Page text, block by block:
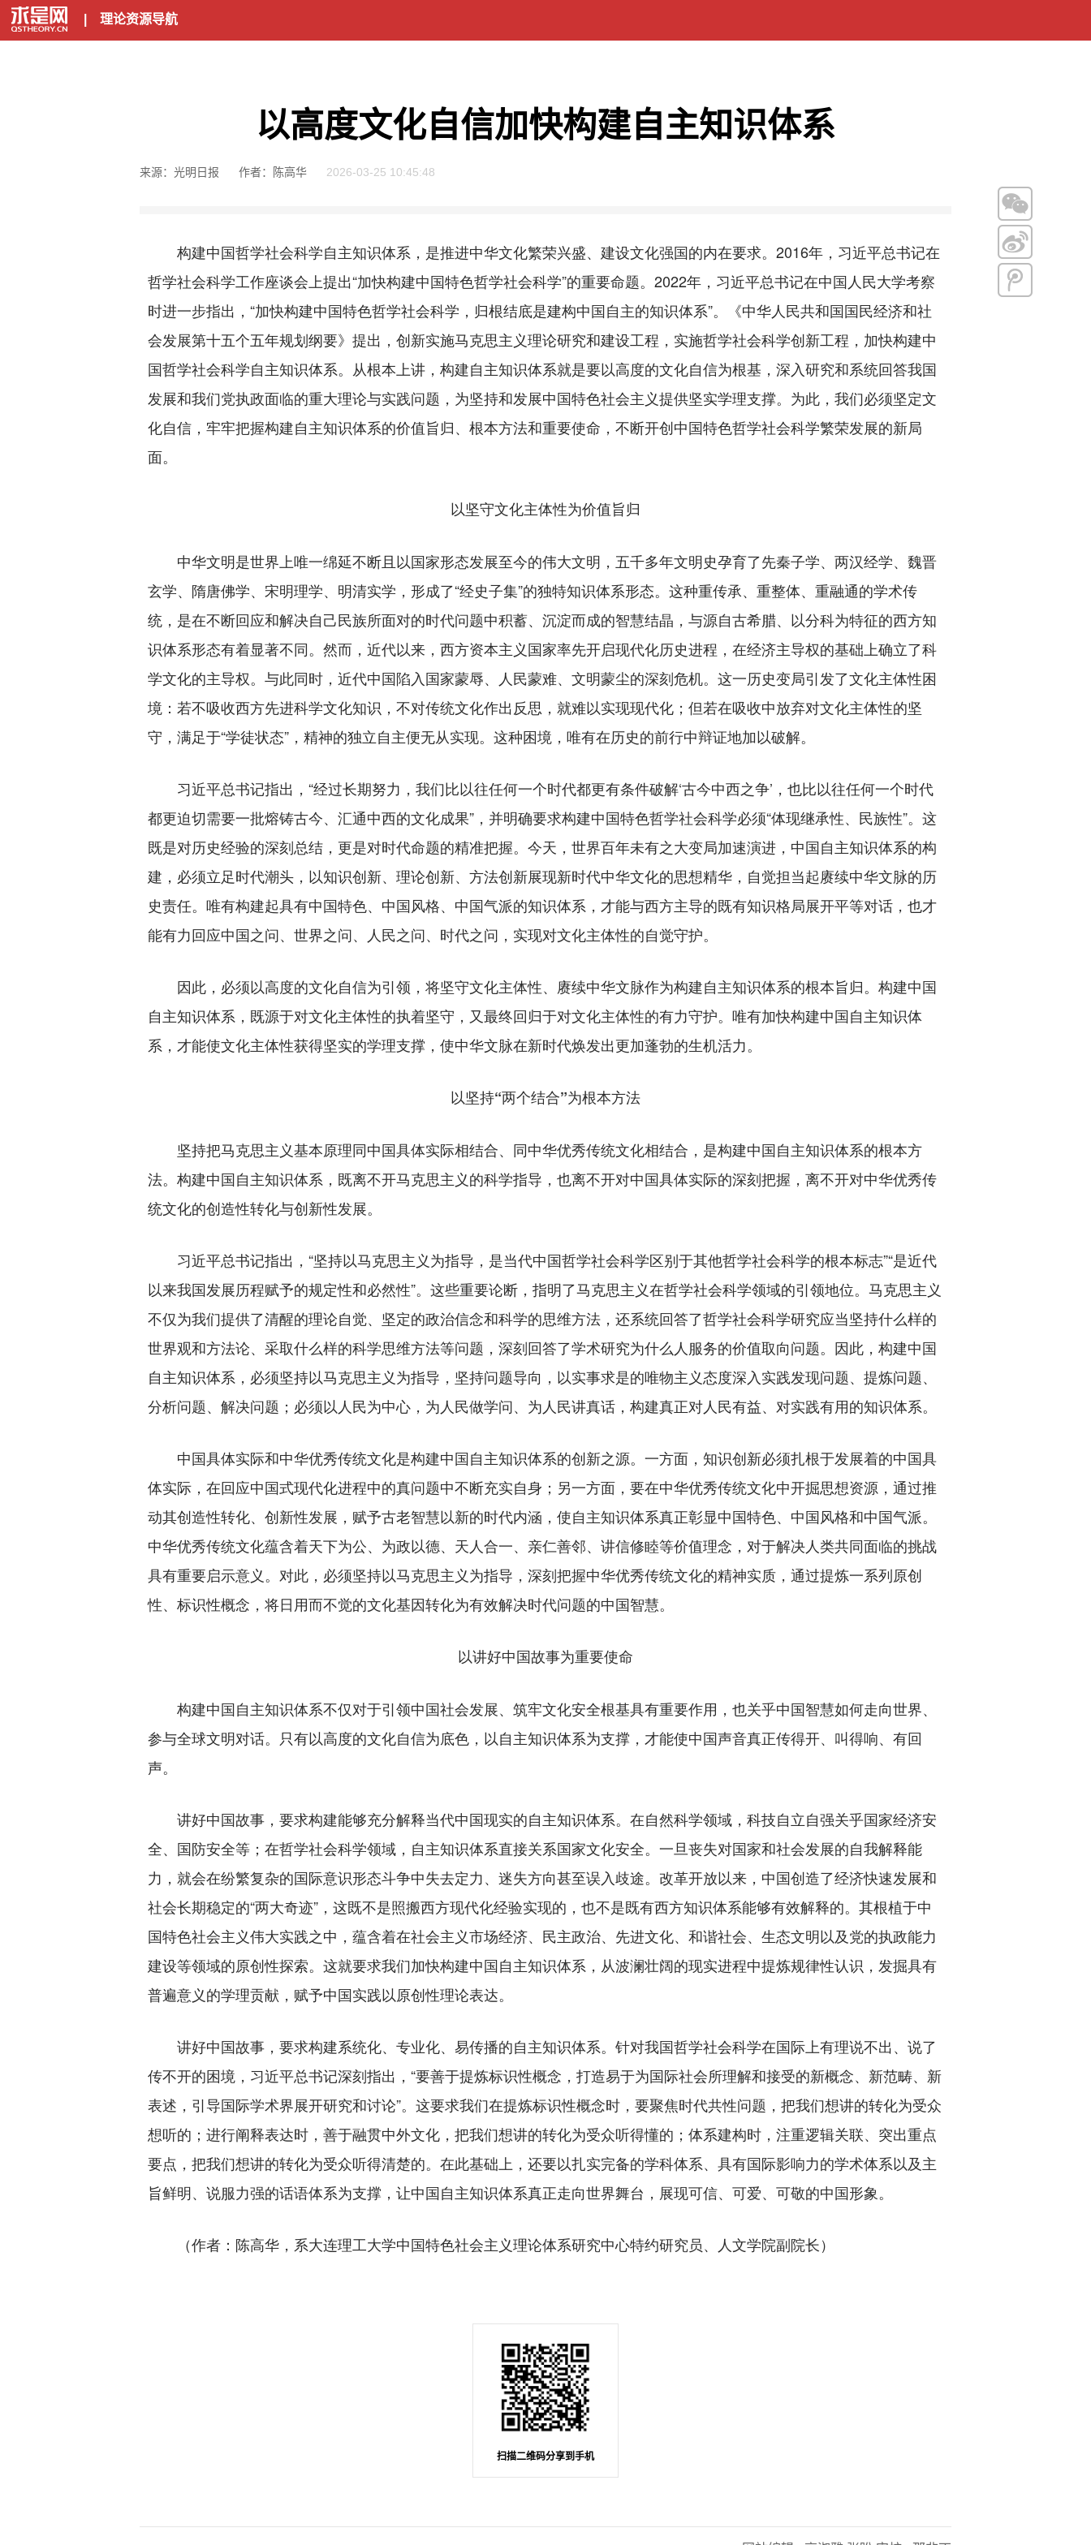
理论资源导航
以高度文化自信加快构建自主知识体系
来源：光明日报 作者：陈高华 2026-03-25 10:45:48
构建中国哲学社会科学自主知识体系，是推进中华文化繁荣兴盛、建设文化强国的内在要求。2016年，习近平总书记在
哲学社会科学工作座谈会上提出“加快构建中国特色哲学社会科学”的重要命题。2022年，习近平总书记在中国人民大学考察
时进一步指出，“加快构建中国特色哲学社会科学，归根结底是建构中国自主的知识体系”。《中华人民共和国国民经济和社
会发展第十五个五年规划纲要》提出，创新实施马克思主义理论研究和建设工程，实施哲学社会科学创新工程，加快构建中
国哲学社会科学自主知识体系。从根本上讲，构建自主知识体系就是要以高度的文化自信为根基，深入研究和系统回答我国
发展和我们党执政面临的重大理论与实践问题，为坚持和发展中国特色社会主义提供坚实学理支撑。为此，我们必须坚定文
化自信，牢牢把握构建自主知识体系的价值旨归、根本方法和重要使命，不断开创中国特色哲学社会科学繁荣发展的新局
面。
以坚守文化主体性为价值旨归
中华文明是世界上唯一绵延不断且以国家形态发展至今的伟大文明，五千多年文明史孕育了先秦子学、两汉经学、魏晋
玄学、隋唐佛学、宋明理学、明清实学，形成了“经史子集”的独特知识体系形态。这种重传承、重整体、重融通的学术传
统，是在不断回应和解决自己民族所面对的时代问题中积蓄、沉淀而成的智慧结晶，与源自古希腊、以分科为特征的西方知
识体系形态有着显著不同。然而，近代以来，西方资本主义国家率先开启现代化历史进程，在经济主导权的基础上确立了科
学文化的主导权。与此同时，近代中国陷入国家蒙辱、人民蒙难、文明蒙尘的深刻危机。这一历史变局引发了文化主体性困
境：若不吸收西方先进科学文化知识，不对传统文化作出反思，就难以实现现代化；但若在吸收中放弃对文化主体性的坚
守，满足于“学徒状态”，精神的独立自主便无从实现。这种困境，唯有在历史的前行中辩证地加以破解。
习近平总书记指出，“经过长期努力，我们比以往任何一个时代都更有条件破解‘古今中西之争’，也比以往任何一个时代
都更迫切需要一批熔铸古今、汇通中西的文化成果”，并明确要求构建中国特色哲学社会科学必须“体现继承性、民族性”。这
既是对历史经验的深刻总结，更是对时代命题的精准把握。今天，世界百年未有之大变局加速演进，中国自主知识体系的构
建，必须立足时代潮头，以知识创新、理论创新、方法创新展现新时代中华文化的思想精华，自觉担当起赓续中华文脉的历
史责任。唯有构建起具有中国特色、中国风格、中国气派的知识体系，才能与西方主导的既有知识格局展开平等对话，也才
能有力回应中国之问、世界之问、人民之问、时代之问，实现对文化主体性的自觉守护。
因此，必须以高度的文化自信为引领，将坚守文化主体性、赓续中华文脉作为构建自主知识体系的根本旨归。构建中国
自主知识体系，既源于对文化主体性的执着坚守，又最终回归于对文化主体性的有力守护。唯有加快构建中国自主知识体
系，才能使文化主体性获得坚实的学理支撑，使中华文脉在新时代焕发出更加蓬勃的生机活力。
以坚持“两个结合”为根本方法
坚持把马克思主义基本原理同中国具体实际相结合、同中华优秀传统文化相结合，是构建中国自主知识体系的根本方
法。构建中国自主知识体系，既离不开马克思主义的科学指导，也离不开对中国具体实际的深刻把握，离不开对中华优秀传
统文化的创造性转化与创新性发展。
习近平总书记指出，“坚持以马克思主义为指导，是当代中国哲学社会科学区别于其他哲学社会科学的根本标志”“是近代
以来我国发展历程赋予的规定性和必然性”。这些重要论断，指明了马克思主义在哲学社会科学领域的引领地位。马克思主义
不仅为我们提供了清醒的理论自觉、坚定的政治信念和科学的思维方法，还系统回答了哲学社会科学研究应当坚持什么样的
世界观和方法论、采取什么样的科学思维方法等问题，深刻回答了学术研究为什么人服务的价值取向问题。因此，构建中国
自主知识体系，必须坚持以马克思主义为指导，坚持问题导向，以实事求是的唯物主义态度深入实践发现问题、提炼问题、
分析问题、解决问题；必须以人民为中心，为人民做学问、为人民讲真话，构建真正对人民有益、对实践有用的知识体系。
中国具体实际和中华优秀传统文化是构建中国自主知识体系的创新之源。一方面，知识创新必须扎根于发展着的中国具
体实际，在回应中国式现代化进程中的真问题中不断充实自身；另一方面，要在中华优秀传统文化中开掘思想资源，通过推
动其创造性转化、创新性发展，赋予古老智慧以新的时代内涵，使自主知识体系真正彰显中国特色、中国风格和中国气派。
中华优秀传统文化蕴含着天下为公、为政以德、天人合一、亲仁善邻、讲信修睦等价值理念，对于解决人类共同面临的挑战
具有重要启示意义。对此，必须坚持以马克思主义为指导，深刻把握中华优秀传统文化的精神实质，通过提炼一系列原创
性、标识性概念，将日用而不觉的文化基因转化为有效解决时代问题的中国智慧。
以讲好中国故事为重要使命
构建中国自主知识体系不仅对于引领中国社会发展、筑牢文化安全根基具有重要作用，也关乎中国智慧如何走向世界、
参与全球文明对话。只有以高度的文化自信为底色，以自主知识体系为支撑，才能使中国声音真正传得开、叫得响、有回
声。
讲好中国故事，要求构建能够充分解释当代中国现实的自主知识体系。在自然科学领域，科技自立自强关乎国家经济安
全、国防安全等；在哲学社会科学领域，自主知识体系直接关系国家文化安全。一旦丧失对国家和社会发展的自我解释能
力，就会在纷繁复杂的国际意识形态斗争中失去定力、迷失方向甚至误入歧途。改革开放以来，中国创造了经济快速发展和
社会长期稳定的“两大奇迹”，这既不是照搬西方现代化经验实现的，也不是既有西方知识体系能够有效解释的。其根植于中
国特色社会主义伟大实践之中，蕴含着在社会主义市场经济、民主政治、先进文化、和谐社会、生态文明以及党的执政能力
建设等领域的原创性探索。这就要求我们加快构建中国自主知识体系，从波澜壮阔的现实进程中提炼规律性认识，发掘具有
普遍意义的学理贡献，赋予中国实践以原创性理论表达。
讲好中国故事，要求构建系统化、专业化、易传播的自主知识体系。针对我国哲学社会科学在国际上有理说不出、说了
传不开的困境，习近平总书记深刻指出，“要善于提炼标识性概念，打造易于为国际社会所理解和接受的新概念、新范畴、新
表述，引导国际学术界展开研究和讨论”。这要求我们在提炼标识性概念时，要聚焦时代共性问题，把我们想讲的转化为受众
想听的；进行阐释表达时，善于融贯中外文化，把我们想讲的转化为受众听得懂的；体系建构时，注重逻辑关联、突出重点
要点，把我们想讲的转化为受众听得清楚的。在此基础上，还要以扎实完备的学科体系、具有国际影响力的学术体系以及主
旨鲜明、说服力强的话语体系为支撑，让中国自主知识体系真正走向世界舞台，展现可信、可爱、可敬的中国形象。
（作者：陈高华，系大连理工大学中国特色社会主义理论体系研究中心特约研究员、人文学院副院长）
扫描二维码分享到手机